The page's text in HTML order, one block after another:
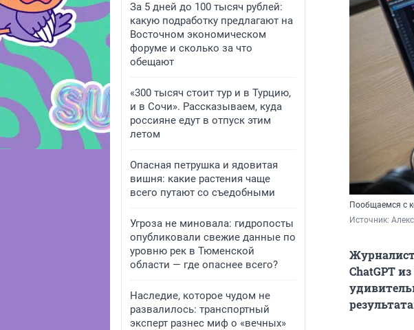
За 5 дней до 100 тысяч рублей:
какую подработку предлагают на
Восточном экономическом
форуме и сколько за что
обещают
«300 тысяч стоит тур и в Турцию,
и в Сочи». Рассказываем, куда
россияне едут в отпуск этим
летом
Опасная петрушка и ядовитая
вишня: какие растения чаще
всего путают со съедобными
Угроза не миновала: гидропосты
опубликовали свежие данные по
уровню рек в Тюменской
области — где опаснее всего?
Наследие, которое чудом не
развалилось: транспортный
эксперт разнес миф о «вечных»
Пообщаемся с
Источник:
ChatGPT